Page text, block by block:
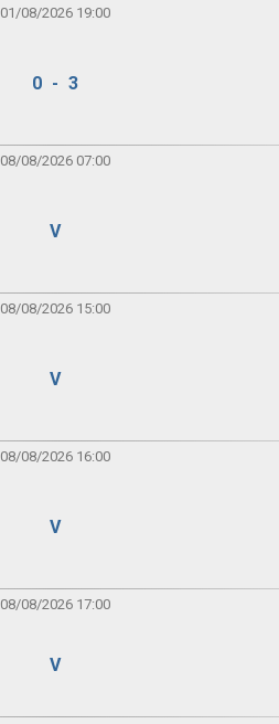
01/08/2026 19:00
0 - 3
08/08/2026 07:00
V
08/08/2026 15:00
V
08/08/2026 16:00
V
08/08/2026 17:00
V